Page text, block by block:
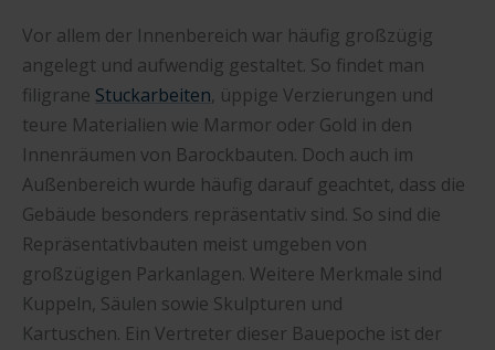
Vor allem der Innenbereich war häufig großzügig
angelegt und aufwendig gestaltet. So findet man
filigrane Stuckarbeiten, üppige Verzierungen und
teure Materialien wie Marmor oder Gold in den
Innenräumen von Barockbauten. Doch auch im
Außenbereich wurde häufig darauf geachtet, dass die
Gebäude besonders repräsentativ sind. So sind die
Repräsentativbauten meist umgeben von
großzügigen Parkanlagen. Weitere Merkmale sind
Kuppeln, Säulen sowie Skulpturen und
Kartuschen. Ein Vertreter dieser Bauepoche ist der